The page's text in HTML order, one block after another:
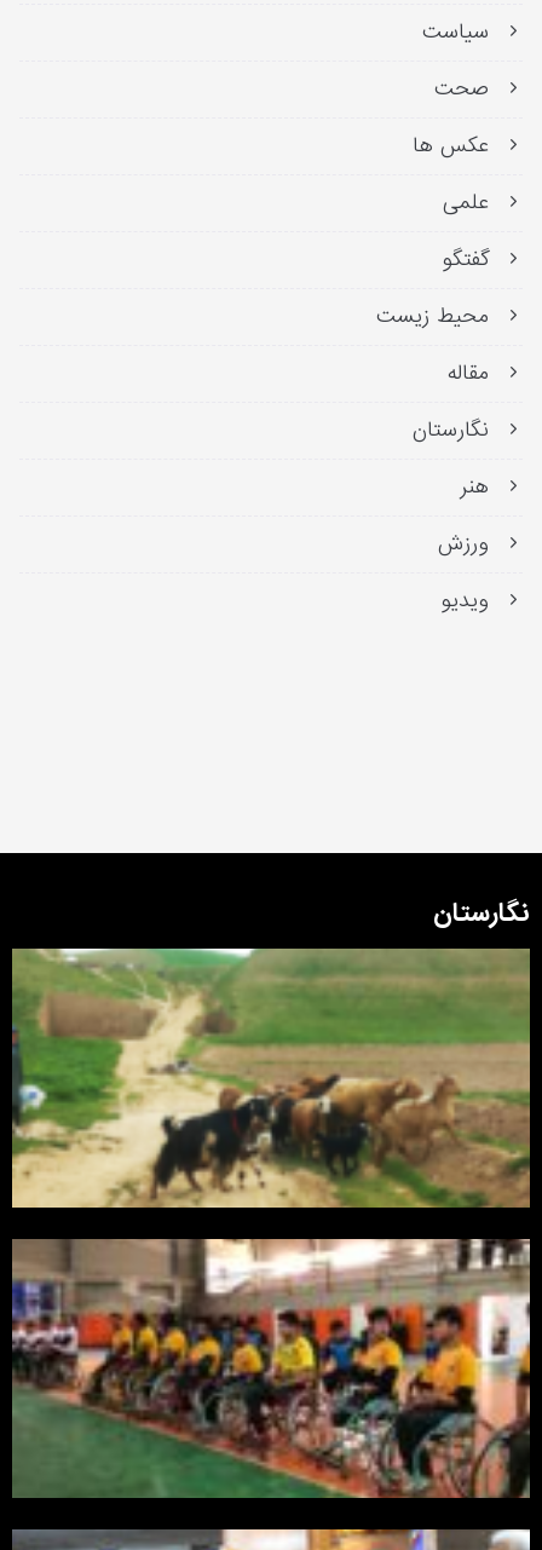
سیاست
صحت
عکس ها
علمی
گفتگو
محیط زیست
مقاله
نگارستان
هنر
ورزش
ویدیو
نگارستان